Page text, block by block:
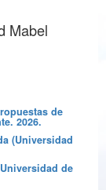
Mabel
de
2026.
(Universidad
de